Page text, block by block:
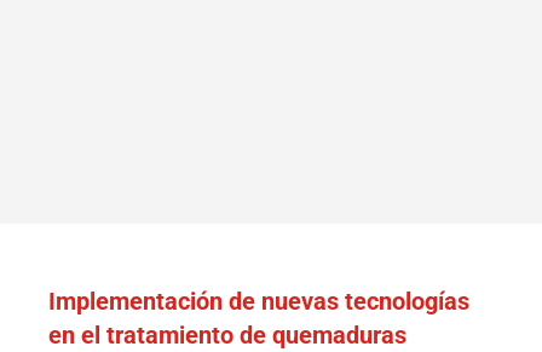
Implementación de nuevas tecnologías
en el tratamiento de quemaduras